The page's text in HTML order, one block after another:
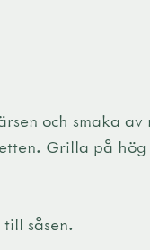
och smaka av
Grilla på
såsen.